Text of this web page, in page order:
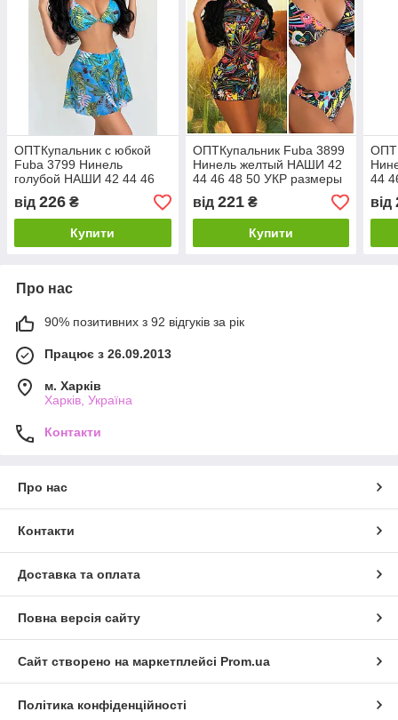
ОПТКупальник с юбкой
Fuba 3799 Нинель
голубой НАШИ 42 44 46
від 226 ₴
Купити
ОПТКупальник Fuba 3899
Нинель желтый НАШИ 42
44 46 48 50 УКР размеры
від 221₴
Купити
44
від
Про нас
90% позитивних з 92 відгуків за рік
Працює з 26.09.2013
м. Харків
Харків, Україна
Контакти
Про нас
Контакти
Доставка та оплата
Повна версія сайту
Сайт створено на маркетплейсі Prom.ua
Політика конфіденційності